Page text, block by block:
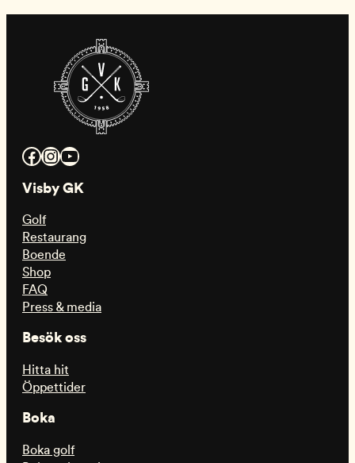
Facebook InstagramYouTube
Visby GK
Golf
Restaurang
Boende
Shop
FAQ
Press & media
Besök oss
Hitta hit
Öppettider
Boka
Boka golf